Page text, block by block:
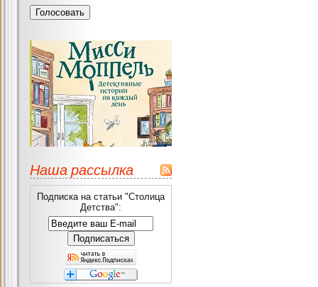
Наша рассылка
Подписка на статьи "Столица
Детства":